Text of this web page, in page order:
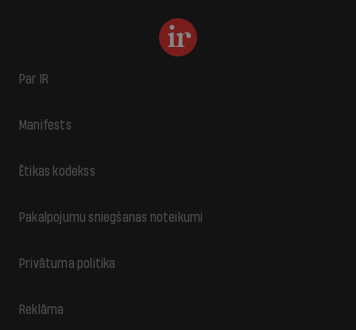
Par IR
Manifests
Ētikas kodekss
Pakalpojumu sniegšanas noteikumi
Privātuma politika
Reklāma